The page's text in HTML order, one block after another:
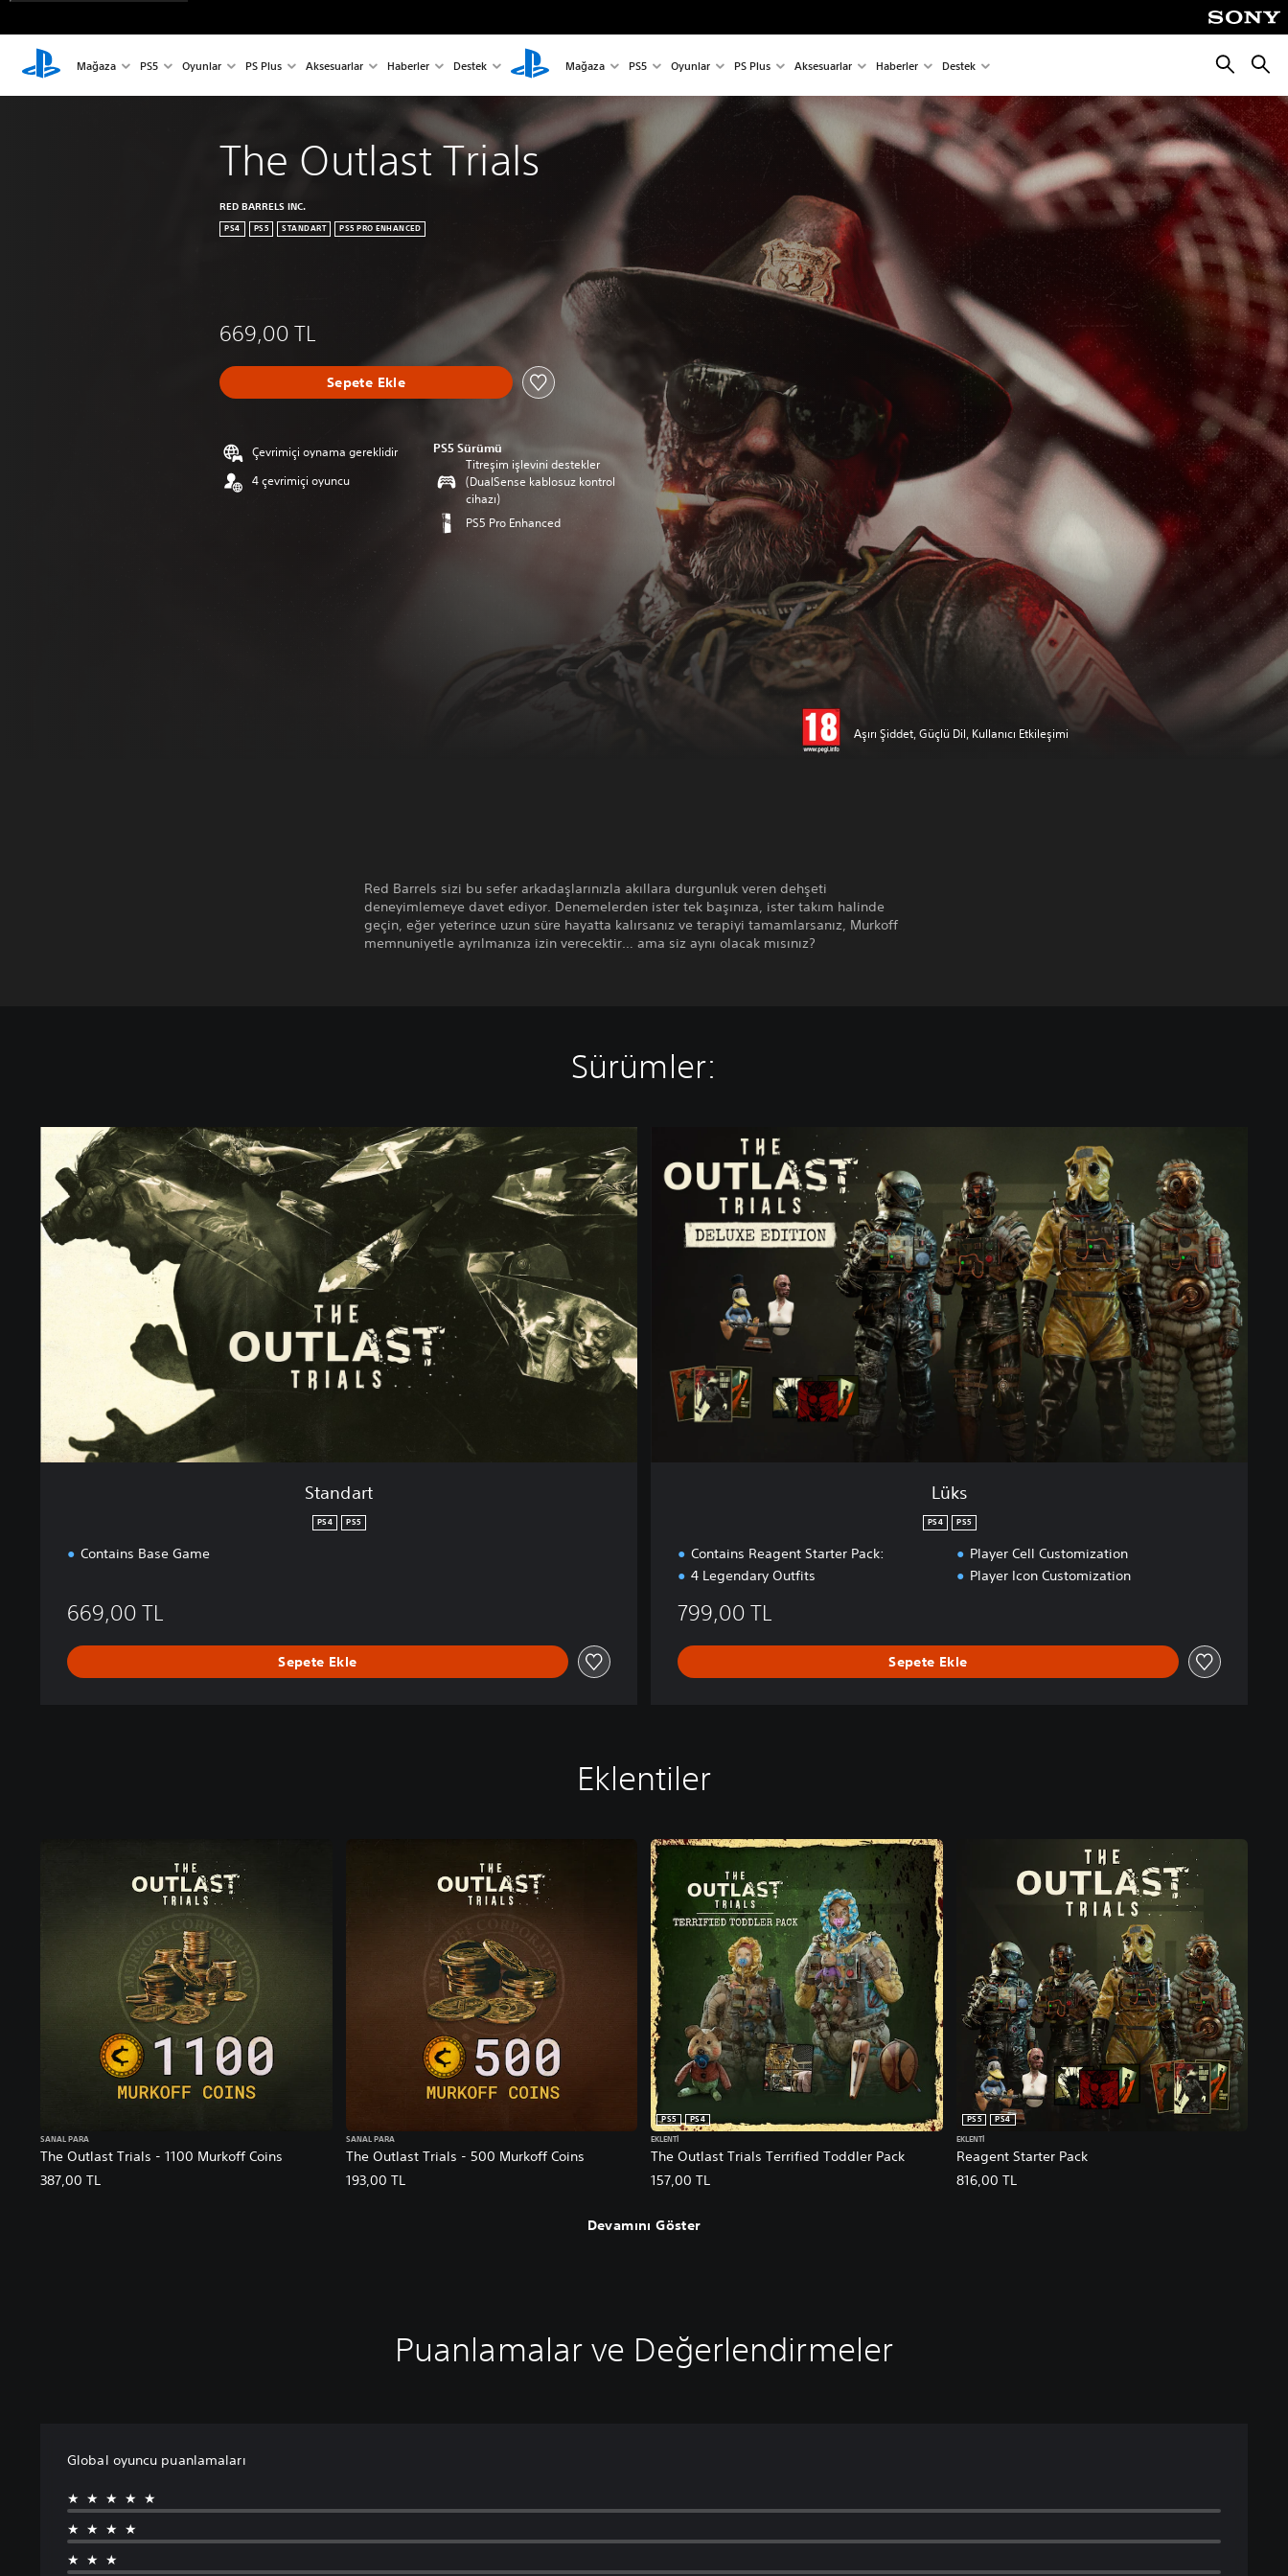
Mağaza PS5 Oyunlar PS Plus Aksesuarlar Haberler Destek Mağaza PS5 Oyunlar PS Plus Aksesuarlar Haberler Destek
The Outlast Trials
RED BARRELS INC.
PS4 PS5 STANDART PS5 PRO ENHANCED
669,00 TL
Sepete Ekle
Çevrimiçi oynama gereklidir
4 çevrimiçi oyuncu
PS5 Sürümü
Titreşim işlevini destekler
(DualSense kablosuz kontrol
cihazı)
PS5 Pro Enhanced
Aşırı Şiddet, Güçlü Dil, Kullanıcı Etkileşimi
Red Barrels sizi bu sefer arkadaşlarınızla akıllara durgunluk veren dehşeti
deneyimlemeye davet ediyor. Denemelerden ister tek başınıza, ister takım halinde
geçin, eğer yeterince uzun süre hayatta kalırsanız ve terapiyi tamamlarsanız, Murkoff
memnuniyetle ayrılmanıza izin verecektir… ama siz aynı olacak mısınız?
Sürümler:
d
a
Standart
PS4 PS5
Contains Base Game
669,00 TL
Sepete Ekle
Lüks
PS4 PS5
Contains Reagent Starter Pack:
4 Legendary Outfits
Player Cell Customization
Player Icon Customization
799,00 TL
Sepete Ekle
Eklentiler
The Outlast Trials - 1100 Murkoff Coins
SANAL PARA
387,00 TL
The Outlast Trials - 500 Murkoff Coins
SANAL PARA
193,00 TL
The Outlast Trials Terrified Toddler Pack
PS5
PS4
EKLENTI
157,00 TL
Reagent Starter Pack
PS5
PS4
EKLENTI
816,00 TL
Devamını Göster
Puanlamalar ve Değerlendirmeler
Global oyuncu puanlamaları
★★★★★
★★★★
★★★